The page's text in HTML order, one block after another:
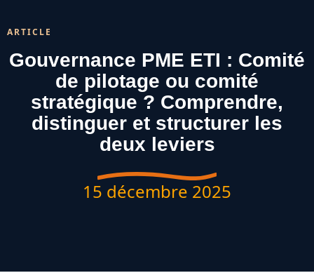
ARTICLE
Gouvernance PME ETI : Comité
de pilotage ou comité
stratégique ? Comprendre,
distinguer et structurer les
deux leviers
15 décembre 2025